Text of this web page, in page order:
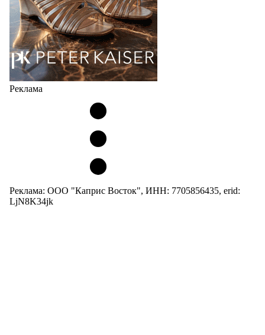
Реклама
Реклама: ООО "Каприс Восток", ИНН: 7705856435, erid:
LjN8K34jk